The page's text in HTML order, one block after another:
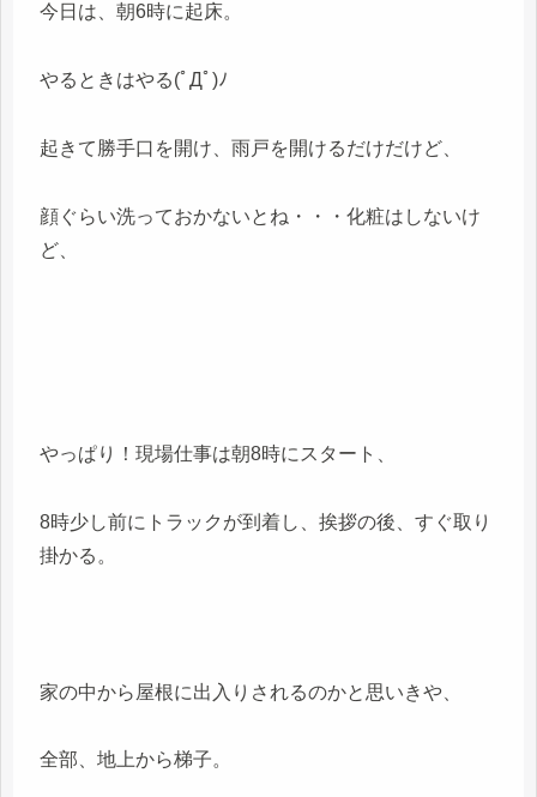
今日は、朝6時に起床。
やるときはやる(ﾟДﾟ)ﾉ
起きて勝手口を開け、雨戸を開けるだけだけど、
顔ぐらい洗っておかないとね・・・化粧はしないけ
ど、
やっぱり！現場仕事は朝8時にスタート、
8時少し前にトラックが到着し、挨拶の後、すぐ取り
掛かる。
家の中から屋根に出入りされるのかと思いきや、
全部、地上から梯子。